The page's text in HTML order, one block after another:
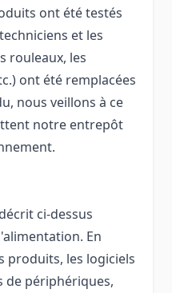
ont été testés
et les
rouleaux, les
ont été remplacées
nous veillons à ce
notre entrepôt
ci-dessus
En
produits, les logiciels
de périphériques,